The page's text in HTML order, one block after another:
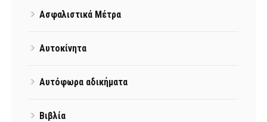
Ασφαλιστικά Μέτρα
Αυτοκίνητα
Αυτόφωρα αδικήματα
Βιβλία